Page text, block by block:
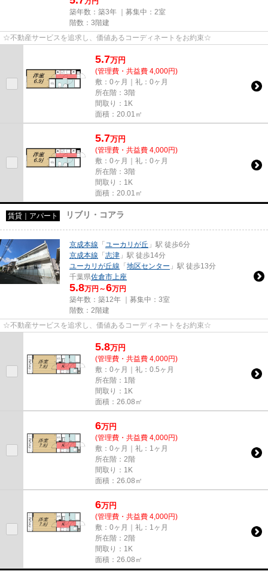
築年数：築3年 ｜募集中： 2室
階数：3階建
☆不動産サービスを追求し、価値あるコーディネートをお約束☆
5.7万円
(管理費・共益費 4,000円)
敷：0ヶ月｜礼：0ヶ月
所在階：3階
間取り：1K
面積：20.01㎡
5.7万円
(管理費・共益費 4,000円)
敷：0ヶ月｜礼：0ヶ月
所在階：3階
間取り：1K
面積：20.01㎡
賃貸｜アパート リブリ・コアラ
京成本線 「 ユーカリが丘 」駅 徒歩6分
京成本線 「 志津 」駅 徒歩14分
ユーカリが丘線 「 地区センター 」駅 徒歩13分
千葉県佐倉市上座
5.8万円～6万円
築年数：築12年 ｜募集中： 3室
階数：2階建
☆不動産サービスを追求し、価値あるコーディネートをお約束☆
5.8万円
(管理費・共益費 4,000円)
敷：0ヶ月｜礼：0.5ヶ月
所在階：1階
間取り：1K
面積：26.08㎡
6万円
(管理費・共益費 4,000円)
敷：0ヶ月｜礼：1ヶ月
所在階：2階
間取り：1K
面積：26.08㎡
6万円
(管理費・共益費 4,000円)
敷：0ヶ月｜礼：1ヶ月
所在階：2階
間取り：1K
面積：26.08㎡